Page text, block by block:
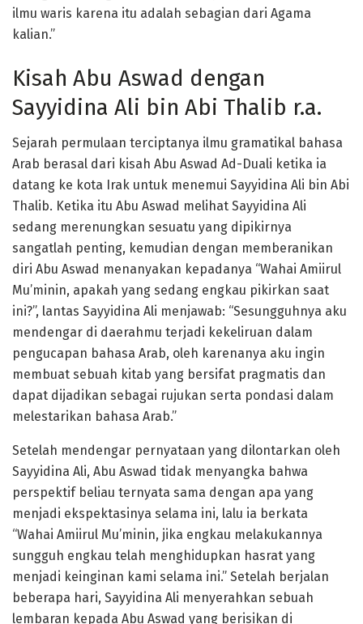
ilmu waris karena itu adalah sebagian dari Agama
kalian.”
Kisah Abu Aswad dengan
Sayyidina Ali bin Abi Thalib r.a.
Sejarah permulaan terciptanya ilmu gramatikal bahasa
Arab berasal dari kisah Abu Aswad Ad-Duali ketika ia
datang ke kota Irak untuk menemui Sayyidina Ali bin Abi
Thalib. Ketika itu Abu Aswad melihat Sayyidina Ali
sedang merenungkan sesuatu yang dipikirnya
sangatlah penting, kemudian dengan memberanikan
diri Abu Aswad menanyakan kepadanya “Wahai Amiirul
Mu’minin, apakah yang sedang engkau pikirkan saat
ini?”, lantas Sayyidina Ali menjawab: “Sesungguhnya aku
mendengar di daerahmu terjadi kekeliruan dalam
pengucapan bahasa Arab, oleh karenanya aku ingin
membuat sebuah kitab yang bersifat pragmatis dan
dapat dijadikan sebagai rujukan serta pondasi dalam
melestarikan bahasa Arab.”
Setelah mendengar pernyataan yang dilontarkan oleh
Sayyidina Ali, Abu Aswad tidak menyangka bahwa
perspektif beliau ternyata sama dengan apa yang
menjadi ekspektasinya selama ini, lalu ia berkata
“Wahai Amiirul Mu’minin, jika engkau melakukannya
sungguh engkau telah menghidupkan hasrat yang
menjadi keinginan kami selama ini.” Setelah berjalan
beberapa hari, Sayyidina Ali menyerahkan sebuah
lembaran kepada Abu Aswad yang berisikan di